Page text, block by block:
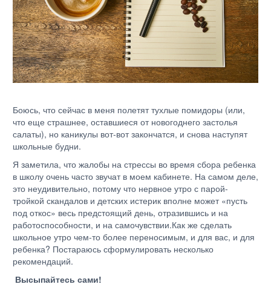
Боюсь, что сейчас в меня полетят тухлые помидоры (или,
что еще страшнее, оставшиеся от новогоднего застолья
салаты), но каникулы вот-вот закончатся, и снова наступят
школьные будни.
Я заметила, что жалобы на стрессы во время сбора ребенка
в школу очень часто звучат в моем кабинете. На самом деле,
это неудивительно, потому что нервное утро с парой-
тройкой скандалов и детских истерик вполне может «пусть
под откос» весь предстоящий день, отразившись и на
работоспособности, и на самочувствии.Как же сделать
школьное утро чем-то более переносимым, и для вас, и для
ребенка? Постараюсь сформулировать несколько
рекомендаций.
Высыпайтесь сами!